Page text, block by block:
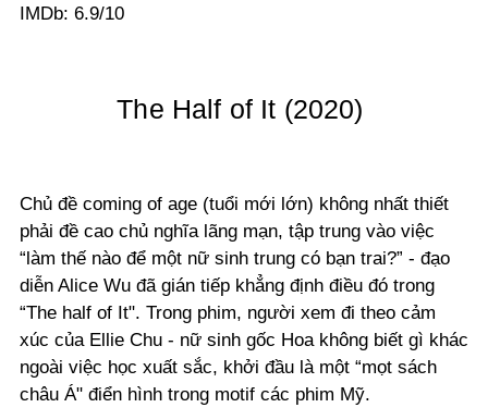
IMDb: 6.9/10
The Half of It (2020)
Chủ đề coming of age (tuổi mới lớn) không nhất thiết
phải đề cao chủ nghĩa lãng mạn, tập trung vào việc
“làm thế nào để một nữ sinh trung có bạn trai?” - đạo
diễn Alice Wu đã gián tiếp khẳng định điều đó trong
“The half of It". Trong phim, người xem đi theo cảm
xúc của Ellie Chu - nữ sinh gốc Hoa không biết gì khác
ngoài việc học xuất sắc, khởi đầu là một “mọt sách
châu Á" điển hình trong motif các phim Mỹ.